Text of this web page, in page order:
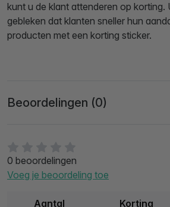
0 beoordelingen
Voeg je beoordeling toe
Aantal Korting
kunt u de klant attenderen op korting.
gebleken dat klanten sneller hun
producten met een korting sticker.
Beoordelingen (0)